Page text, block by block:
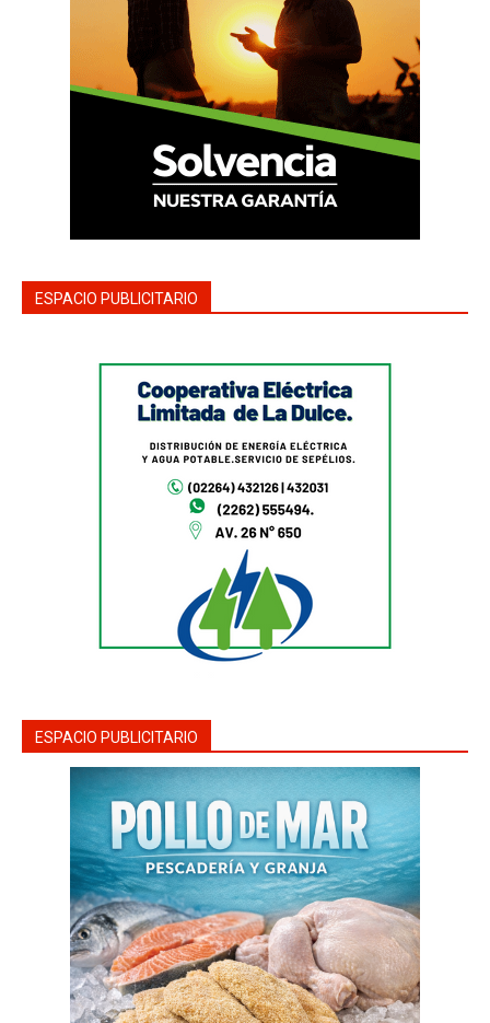
ESPACIO PUBLICITARIO
ESPACIO PUBLICITARIO